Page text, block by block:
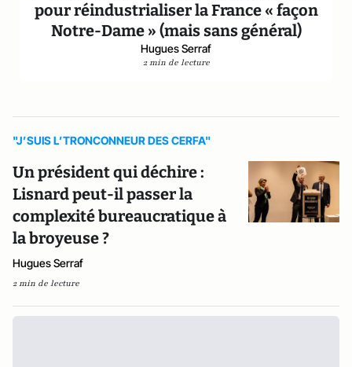
pour réindustrialiser la France « façon
Notre-Dame » (mais sans général)
Hugues Serraf
2 min de lecture
"J’SUIS L’TRONCONNEUR DES CERFA"
Un président qui déchire :
Lisnard peut-il passer la
complexité bureaucratique à
la broyeuse ?
Hugues Serraf
2 min de lecture